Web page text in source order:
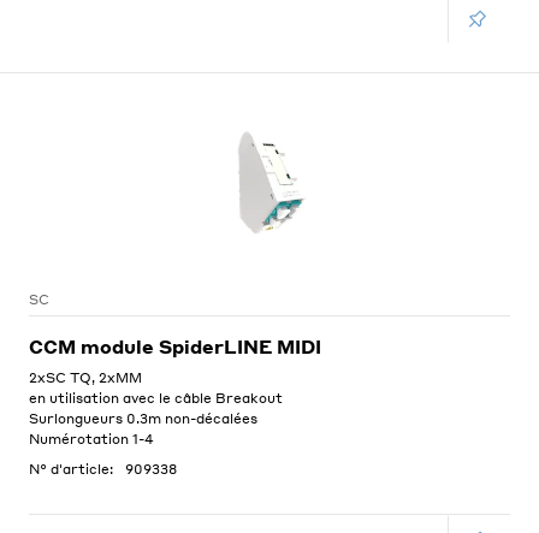
SC
CCM module SpiderLINE MIDI
2xSC TQ, 2xMM
en utilisation avec le câble Breakout
Surlongueurs 0.3m non-décalées
Numérotation 1-4
N° d'article:
909338